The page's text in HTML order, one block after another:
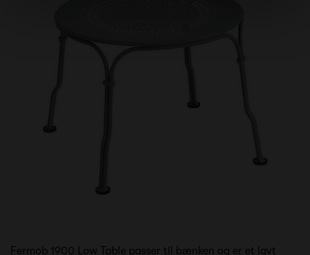
Fermob 1900 Low Table passer til bænken og er et lavt